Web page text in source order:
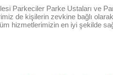
Parkeciler Parke Ustaları ve
de kişilerin zevkine bağlı
hizmetlerimizin en iyi şekilde